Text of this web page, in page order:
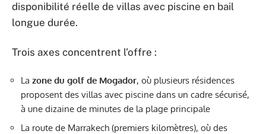
disponibilité réelle de villas avec piscine en bail
longue durée.
Trois axes concentrent l’offre :
La zone du golf de Mogador, où plusieurs résidences
proposent des villas avec piscine dans un cadre sécurisé,
à une dizaine de minutes de la plage principale
La route de Marrakech (premiers kilomètres), où des